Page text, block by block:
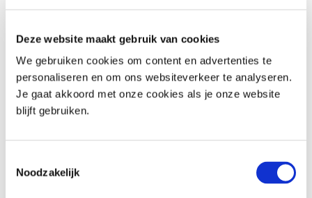
Deze website maakt gebruik van cookies
We gebruiken cookies om content en advertenties te
personaliseren en om ons websiteverkeer te analyseren.
Je gaat akkoord met onze cookies als je onze website
blijft gebruiken.
Noodzakelijk
zijn. Er is in bijna alle sectoren een tekort aan
arbeidskrachten en schaarste aan grondstoffen.
Daardoor kan de tijd om te herstellen na een schade
aanzienlijk langer duren.
Wijzigingen in je bedrijf hebben ook invloed